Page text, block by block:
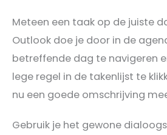
Meteen een taak op de juiste
Outlook doe je door in de
betreffende dag te navigeren
lege regel in de takenlijst te
nu een goede omschrijving
Gebruik je het gewone